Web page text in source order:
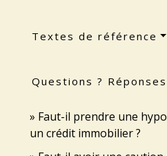
Textes de référence
Questions ?
Faut-il prendre une
un crédit immobilier ?